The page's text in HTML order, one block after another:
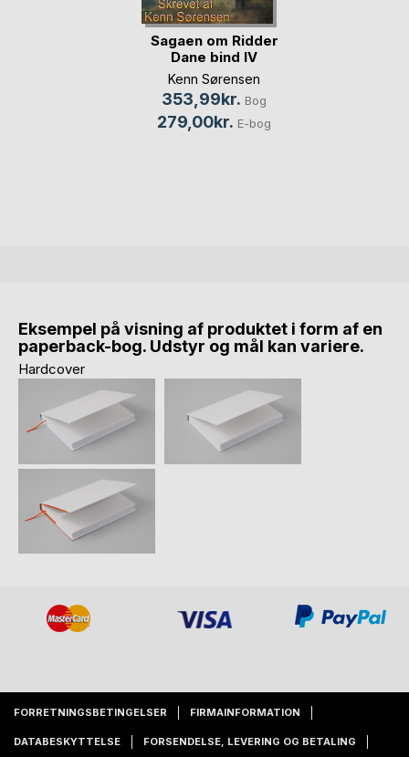
Sagaen om Ridder
Dane bind IV
Kenn Sørensen
353,99kr. Bog
279,00kr. E-bog
Eksempel på visning af produktet i form af en
paperback-bog. Udstyr og mål kan variere.
Hardcover
FORRETNINGSBETINGELSER FIRMAINFORMATION
DATABESKYTTELSE FORSENDELSE, LEVERING OG BETALING